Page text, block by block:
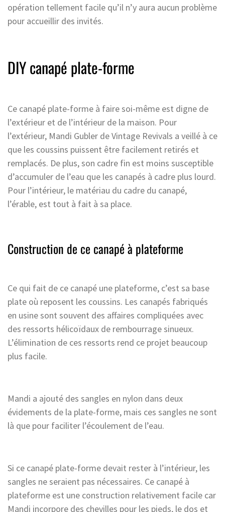
opération tellement facile qu’il n’y aura aucun problème
pour accueillir des invités.
DIY canapé plate-forme
Ce canapé plate-forme à faire soi-même est digne de
l’extérieur et de l’intérieur de la maison. Pour
l’extérieur, Mandi Gubler de Vintage Revivals a veillé à ce
que les coussins puissent être facilement retirés et
remplacés. De plus, son cadre fin est moins susceptible
d’accumuler de l’eau que les canapés à cadre plus lourd.
Pour l’intérieur, le matériau du cadre du canapé,
l’érable, est tout à fait à sa place.
Construction de ce canapé à plateforme
Ce qui fait de ce canapé une plateforme, c’est sa base
plate où reposent les coussins. Les canapés fabriqués
en usine sont souvent des affaires compliquées avec
des ressorts hélicoïdaux de rembourrage sinueux.
L’élimination de ces ressorts rend ce projet beaucoup
plus facile.
Mandi a ajouté des sangles en nylon dans deux
évidements de la plate-forme, mais ces sangles ne sont
là que pour faciliter l’écoulement de l’eau.
Si ce canapé plate-forme devait rester à l’intérieur, les
sangles ne seraient pas nécessaires. Ce canapé à
plateforme est une construction relativement facile car
Mandi incorpore des chevilles pour les pieds, le dos et